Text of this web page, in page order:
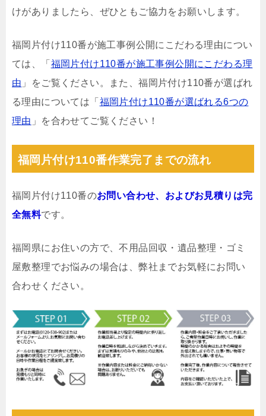
けがありましたら、ぜひともご協力をお願いします。
福岡片付け110番が施工事例公開にこだわる理由につい
ては、「 福岡片付け110番が施工事例公開にこだわる理
由 」をご覧ください。また、福岡片付け110番が選ばれ
る理由については「 福岡片付け110番が選ばれる6つの
理由 」を合わせてご覧ください！
福岡片付け110番作業完了までの流れ
福岡片付け110番のお問い合わせ、およびお見積りは完
全無料です。
福岡県にお住いの方で、不用品回収・遺品整理・ゴミ
屋敷整理でお悩みの場合は、弊社までお気軽にお問い
合わせください。